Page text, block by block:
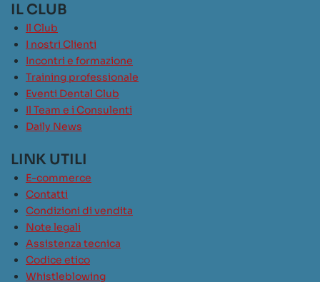
IL CLUB
Il Club
I nostri Clienti
Incontri e formazione
Training professionale
Eventi Dental Club
Il Team e i Consulenti
Daily News
LINK UTILI
E-commerce
Contatti
Condizioni di vendita
Note legali
Assistenza tecnica
Codice etico
Whistleblowing